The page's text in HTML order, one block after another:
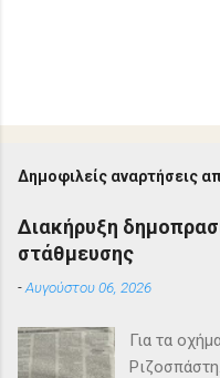
Δημοφιλείς αναρτήσεις
Διακήρυξη
στάθμευσης
-Αυγούστου 06, 2026
Για τα